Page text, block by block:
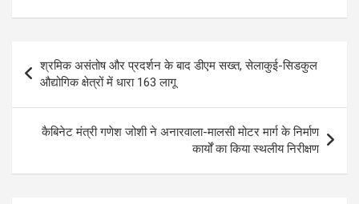
navigation
श्रमिक असंतोष और प्रदर्शन के बाद डीएम सख्त, सेलाकुई-सिडकुल
औद्योगिक क्षेत्रों में धारा 163 लागू
कैबिनेट मंत्री गणेश जोशी ने अनारवाला-मालसी मोटर मार्ग के निर्माण
कार्यों का किया स्थलीय निरीक्षण